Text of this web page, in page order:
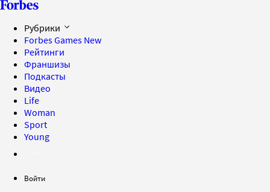
Рубрики
Forbes Games New
Рейтинги
Франшизы
Подкасты
Видео
Life
Woman
Sport
Young
Войти